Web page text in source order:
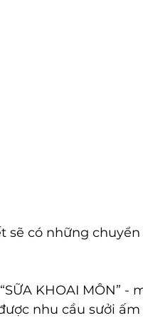
sẽ có những
KHOAI MÔN”
nhu cầu sưởi